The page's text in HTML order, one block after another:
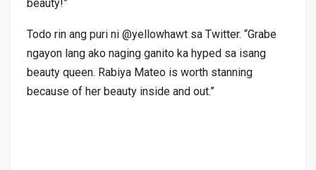
beauty!”
Todo rin ang puri ni @yellowhawt sa Twitter. “Grabe
ngayon lang ako naging ganito ka hyped sa isang
beauty queen. Rabiya Mateo is worth stanning
because of her beauty inside and out.”